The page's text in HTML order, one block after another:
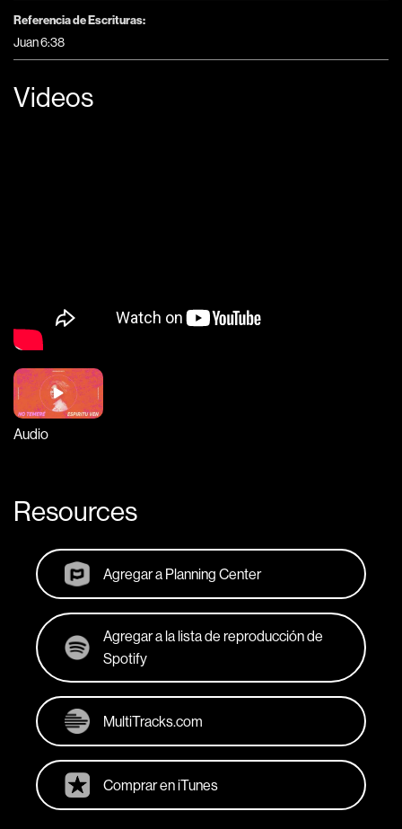
Referencia de Escrituras:
Juan 6:38
Videos
Audio
Resources
Agregar a Planning Center
Agregar a la lista de reproducción de
Spotify
MultiTracks.com
Comprar en iTunes